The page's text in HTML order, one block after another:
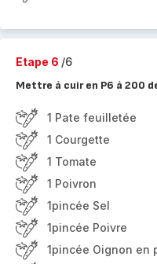
Etape 6 /6
Mettre à cuir en P6 à 200
1 Pate feuilletée
1 Courgette
1 Tomate
1 Poivron
1pincée Sel
1pincée Poivre
1pincée Oignon en